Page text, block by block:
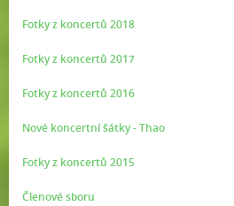
Fotky z koncertů 2018
Fotky z koncertů 2017
Fotky z koncertů 2016
Nové koncertní šátky - Thao
Fotky z koncertů 2015
Členové sboru